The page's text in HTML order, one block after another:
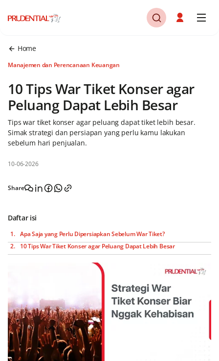
Home
Manajemen dan Perencanaan Keuangan
10 Tips War Tiket Konser agar
Peluang Dapat Lebih Besar
Tips war tiket konser agar peluang dapat tiket lebih besar.
Simak strategi dan persiapan yang perlu kamu lakukan
sebelum hari penjualan.
10-06-2026
Share
Daftar isi
Apa Saja yang Perlu Dipersiapkan Sebelum War Tiket?
10 Tips War Tiket Konser agar Peluang Dapat Lebih Besar